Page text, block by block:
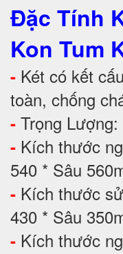
Đặc Tính
Kon Tum
- Két có kết
toàn, chống
- Trọng
- Kích thước
540 * Sâu
- Kích thước
430 * Sâu
- Kích thước